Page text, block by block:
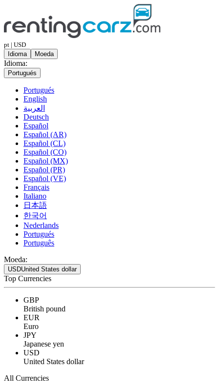
pt | USD
Idioma
Moeda
Idioma:
Portugués
Portugués
English
العربية
Deutsch
Español
Español (AR)
Español (CL)
Español (CO)
Español (MX)
Español (PR)
Español (VE)
Français
Italiano
日本語
한국어
Nederlands
Portugués
Português
Moeda:
USDUnited States dollar
Top Currencies
GBP
British pound
EUR
Euro
JPY
Japanese yen
USD
United States dollar
All Currencies